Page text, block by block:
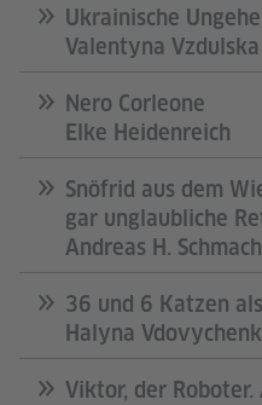
Ukrainische
Valentyna Vzdulska
Nero Corleone
Elke Heidenreich
Snöfrid aus dem
gar unglaubliche
Andreas H.
36 und 6 Katzen
Halyna
Viktor, der Roboter.